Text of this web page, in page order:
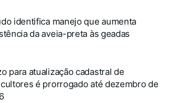
identifica manejo que aumenta
da aveia-preta às geadas
para atualização cadastral de
é prorrogado até dezembro de